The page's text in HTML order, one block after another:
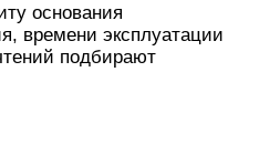
основания
времени эксплуатации
подбирают